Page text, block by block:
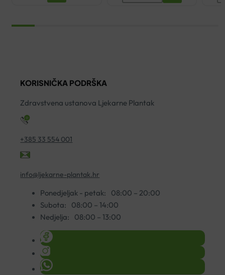
100%
KORISNIČKA PODRŠKA
Zdravstvena ustanova Ljekarne Plantak
+385 33 554 001
info@ljekarne-plantak.hr
Ponedjeljak - petak:
08:00 – 20:00
Subota:
08:00 – 14:00
Nedjelja:
08:00 – 13:00